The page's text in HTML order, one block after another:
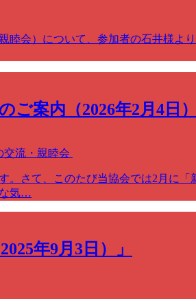
睦会）について、参加者の石井様
ご案内（2026年2月4日）
流・親睦会
さて、このたび当協会では2月に
な気…
年9月3日）」